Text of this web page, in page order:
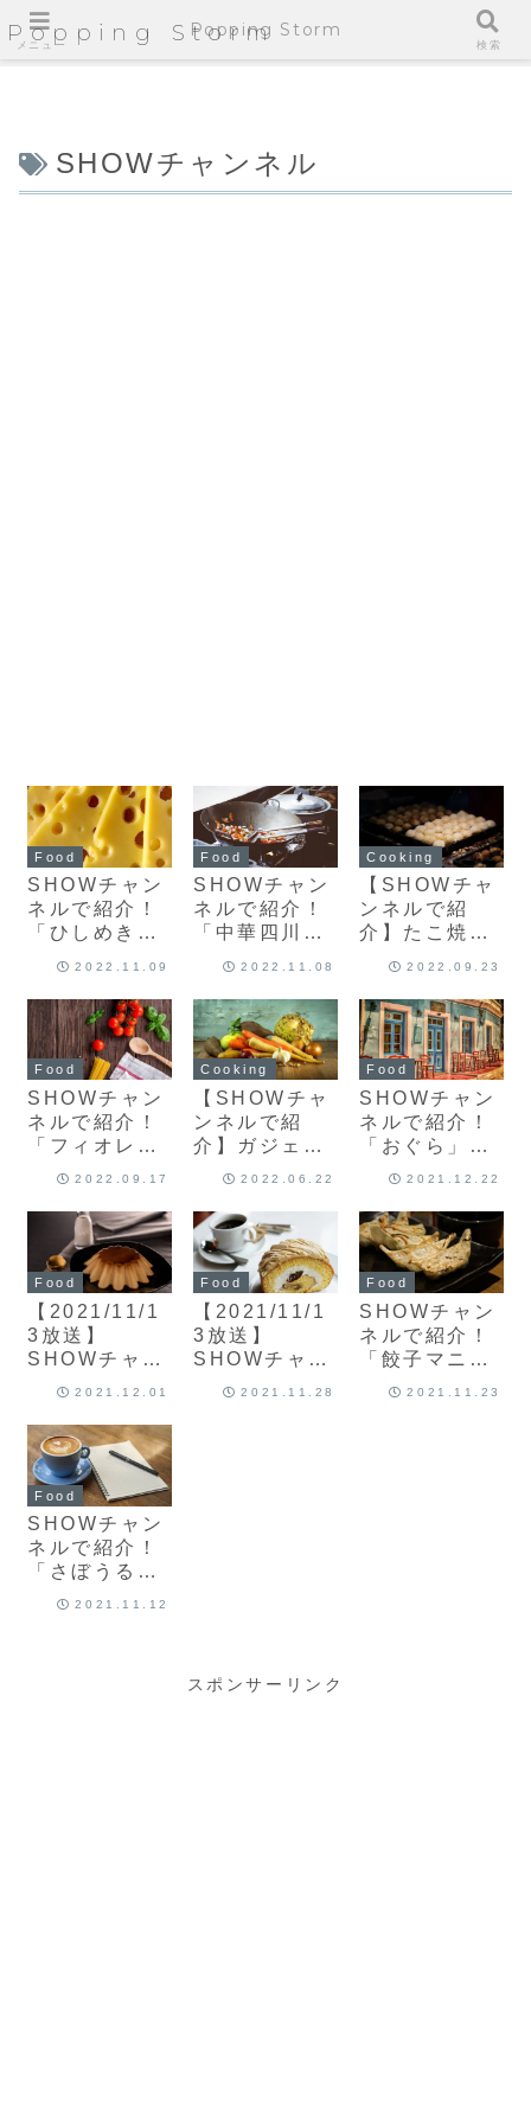
Popping Storm
SHOWチャンネル
Food
SHOWチャン
ネルで紹介！
「ひしめき
牛ハンバーグ
とろとろチー
ズソース」
2022.11.09
Food
SHOWチャン
ネルで紹介！
「中華四川料
理 天山」の
2022.11.08
Cooking
【SHOWチャ
ンネルで紹
介】たこ焼き
2022.09.23
Food
SHOWチャン
ネルで紹介！
「フィオレン
ツァ」の「本
ーラ」
2022.09.17
Cooking
【SHOWチャ
ンネルで紹
介】ガジェコ
ン にんにく皮
2022.06.22
Food
SHOWチャン
ネルで紹介！
「おぐら」の
「チキン南
2021.12.22
Food
【2021/11/1
3放送】
SHOWチャン
ネルで紹介さ
とめ
2021.12.01
Food
【2021/11/1
3放送】
SHOWチャン
ネルで紹介さ
2021.11.28
Food
SHOWチャン
ネルで紹介！
「餃子マニ
ア」の「マニ
2021.11.23
Food
SHOWチャン
ネルで紹介！
「さぼうる
2」の「ナポ
2021.11.12
スポンサーリンク
メニュー
Popping Storm
検索